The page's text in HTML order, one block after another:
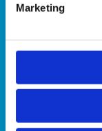
Marketing